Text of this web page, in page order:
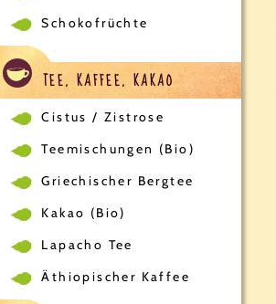
Schokofrüchte
TEE, KAFFEE, KAKAO
Cistus / Zistrose
Teemischungen (Bio)
Griechischer Bergtee
Kakao (Bio)
Lapacho Tee
Äthiopischer Kaffee